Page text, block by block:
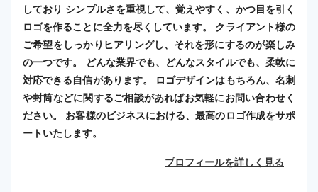
しており シンプルさを重視して、覚えやすく、かつ目を引く
ロゴを作ることに全力を尽くしています。 クライアント様の
ご希望をしっかりヒアリングし、それを形にするのが楽しみ
の一つです。 どんな業界でも、どんなスタイルでも、柔軟に
対応できる自信があります。 ロゴデザインはもちろん、名刺
や封筒などに関するご相談があればお気軽にお問い合わせく
ださい。 お客様のビジネスにおける、最高のロゴ作成をサポ
ートいたします。
プロフィールを詳しく見る